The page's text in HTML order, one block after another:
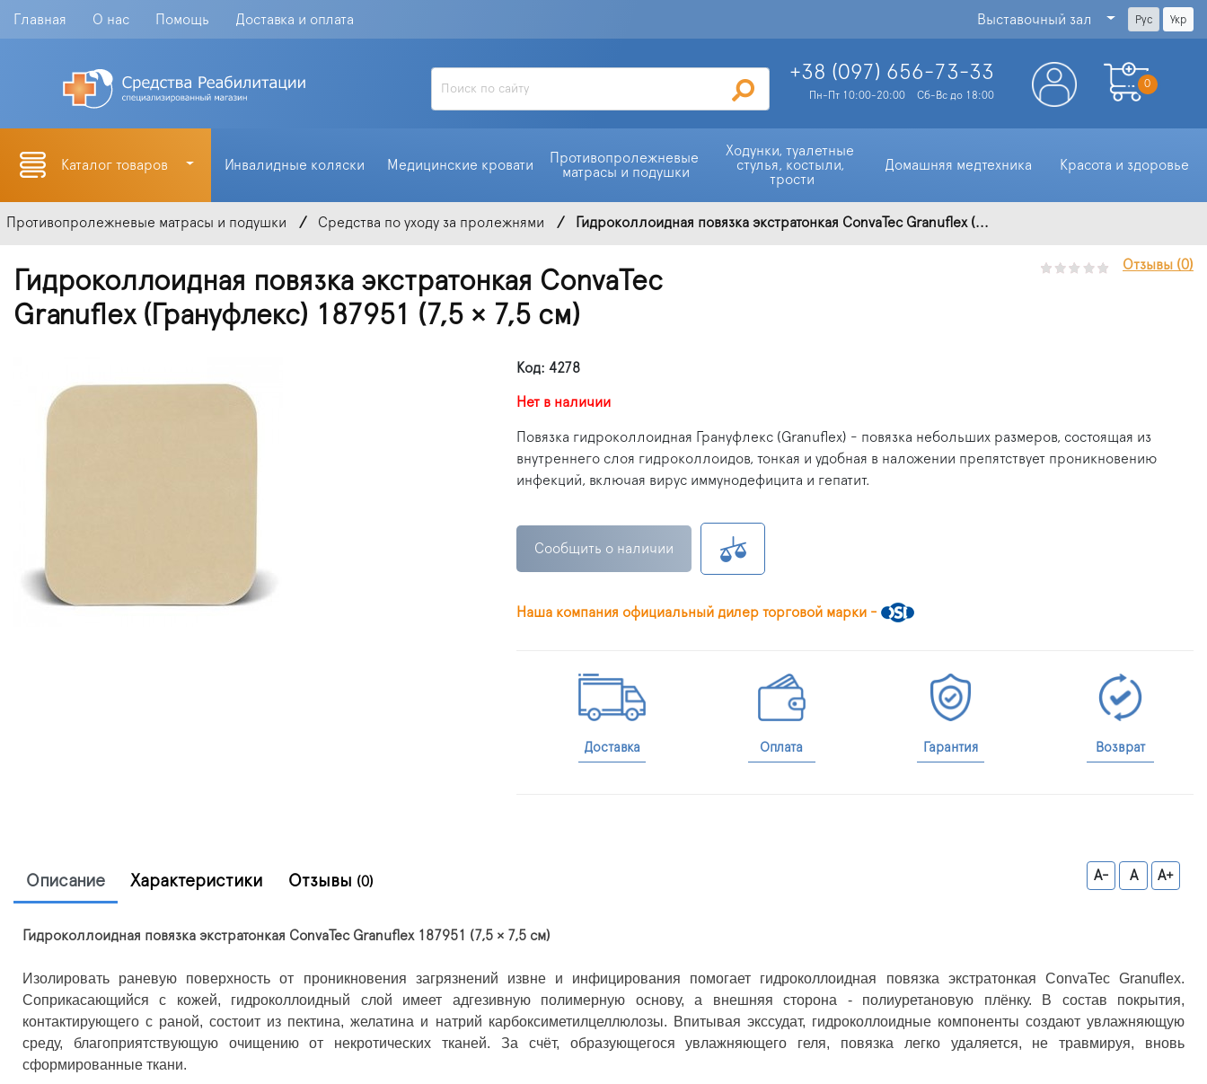
Главная О нас Помощь Доставка и оплата Выставочный зал Рус Укр
+38 (097) 656-73-33
Пн-Пт 10:00-20:00 Сб-Вс до 18:00
0
Каталог товаров Инвалидные коляски Медицинские кровати
Противопролежневые
матрасы и подушки
Ходунки, туалетные
стулья, костыли,
трости
Домашняя медтехника Красота и здоровье
Противопролежневые матрасы и подушки Средства по уходу за пролежнями Гидроколлоидная повязка экстратонкая ConvaTec Granuflex (...
Гидроколлоидная повязка экстратонкая ConvaTec
Granuflex (Грануфлекс) 187951 (7,5 × 7,5 см)
Отзывы (0)
Код: 4278
Нет в наличии
Повязка гидроколлоидная Грануфлекс (Granuflex) - повязка небольших размеров, состоящая из
внутреннего слоя гидроколлоидов, тонкая и удобная в наложении препятствует проникновению
инфекций, включая вирус иммунодефицита и гепатит.
Сообщить о наличии
Наша компания официальный дилер торговой марки -
Доставка Оплата Гарантия Возврат
Описание Характеристики Отзывы (0) A- A A+
Гидроколлоидная повязка экстратонкая ConvaTec Granuflex 187951 (7,5 × 7,5 см)
Изолировать раневую поверхность от проникновения загрязнений извне и инфицирования помогает гидроколлоидная повязка экстратонкая ConvaTec Granuflex.
Соприкасающийся с кожей, гидроколлоидный слой имеет адгезивную полимерную основу, а внешняя сторона - полиуретановую плёнку. В состав покрытия,
контактирующего с раной, состоит из пектина, желатина и натрий карбоксиметилцеллюлозы. Впитывая экссудат, гидроколлоидные компоненты создают увлажняющую
среду, благоприятствующую очищению от некротических тканей. За счёт, образующегося увлажняющего геля, повязка легко удаляется, не травмируя, вновь
сформированные ткани.